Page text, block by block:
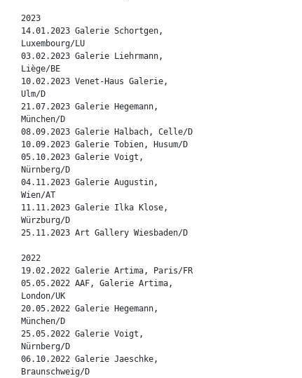
2023
14.01.2023 Galerie Schortgen,
Luxembourg/LU
03.02.2023 Galerie Liehrmann,
Liège/BE
10.02.2023 Venet-Haus Galerie,
Ulm/D
21.07.2023 Galerie Hegemann,
München/D
08.09.2023 Galerie Halbach, Celle/D
10.09.2023 Galerie Tobien, Husum/D
05.10.2023 Galerie Voigt,
Nürnberg/D
04.11.2023 Galerie Augustin,
Wien/AT
11.11.2023 Galerie Ilka Klose,
Würzburg/D
25.11.2023 Art Gallery Wiesbaden/D
2022
19.02.2022 Galerie Artima, Paris/FR
05.05.2022 AAF, Galerie Artima,
London/UK
20.05.2022 Galerie Hegemann,
München/D
25.05.2022 Galerie Voigt,
Nürnberg/D
06.10.2022 Galerie Jaeschke,
Braunschweig/D